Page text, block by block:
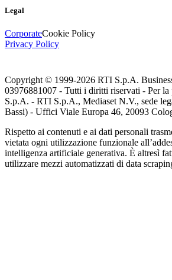
Legal
CorporateCookie Policy
Privacy Policy
Copyright © 1999-2026 RTI S.p.A.
03976881007 - Tutti i diritti riservati - Per
S.p.A. - RTI S.p.A., Mediaset N.V., sede
Bassi) - Uffici Viale Europa 46, 20093
Rispetto ai contenuti e ai dati personali
vietata ogni utilizzazione funzionale
intelligenza artificiale generativa. È altresì
utilizzare mezzi automatizzati di data